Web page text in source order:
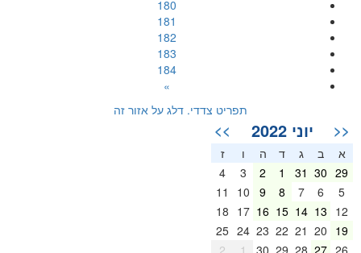
180
181
182
183
184
»
תפריט צדדי. דלג על אזור זה
<< יוני 2022 >>
א ב ג ד ה
ז
29
30
31
2
3
4
5
6
7
8
9
10
11
12
13
14
15
16
17
18
19
20
21
22
23
24
25